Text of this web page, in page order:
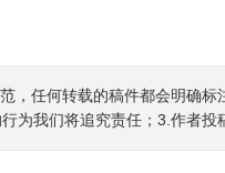
，任何转载的稿件都会明确
为我们将追究责任；3.作者